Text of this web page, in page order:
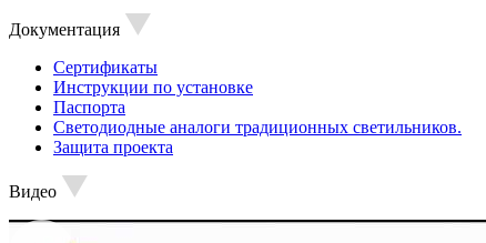
Документация
Сертификаты
Инструкции по установке
Паспорта
Светодиодные аналоги традиционных светильников.
Защита проекта
Видео